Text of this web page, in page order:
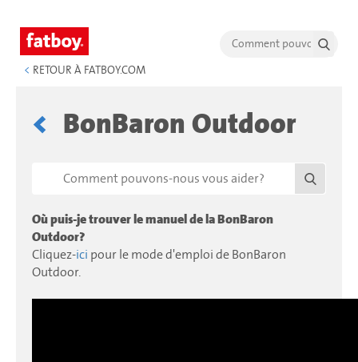
< RETOUR À FATBOY.COM
BonBaron Outdoor
Où puis-je trouver le manuel de la BonBaron
Outdoor?
Cliquez-ici pour le mode d'emploi de BonBaron
Outdoor.